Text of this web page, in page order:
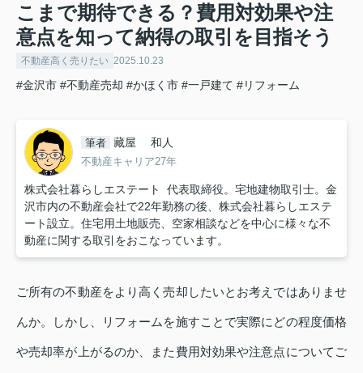
こまで期待できる？費用対効果や注
意点を知って納得の取引を目指そう
不動産高く売りたい 2025.10.23
#金沢市 #不動産売却 #かほく市 #一戸建て #リフォーム
筆者 藏屋 和人
不動産キャリア27年
株式会社暮らしエステート 代表取締役。宅地建物取引士。金
沢市内の不動産会社で22年勤務の後、株式会社暮らしエステ
ート設立。住宅用土地販売、空家相談などを中心に様々な不
動産に関する取引をおこなっています。
ご所有の不動産をより高く売却したいとお考えではありませ
んか。しかし、リフォームを施すことで実際にどの程度価格
や売却率が上がるのか、また費用対効果や注意点についてご